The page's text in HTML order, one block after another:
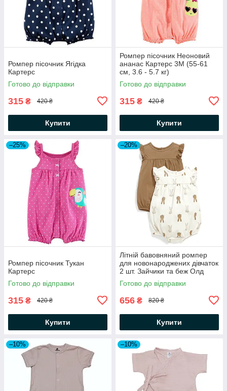
Ромпер пісочник Ягідка
Картерс
Готово до відправки
315 ₴ 420 ₴
Купити
Ромпер пісочник Неоновий
ананас Картерс 3М (55-61
см, 3.6 - 5.7 кг)
Готово до відправки
315 ₴ 420 ₴
Купити
–25%
Ромпер пісочник Тукан
Картерс
Готово до відправки
315 ₴ 420 ₴
Купити
–20%
Літній бавовняний ромпер
для новонароджених дівчаток
2 шт. Зайчики та беж Олд
Неві
Готово до відправки
656 ₴ 820 ₴
Купити
–10% –10%